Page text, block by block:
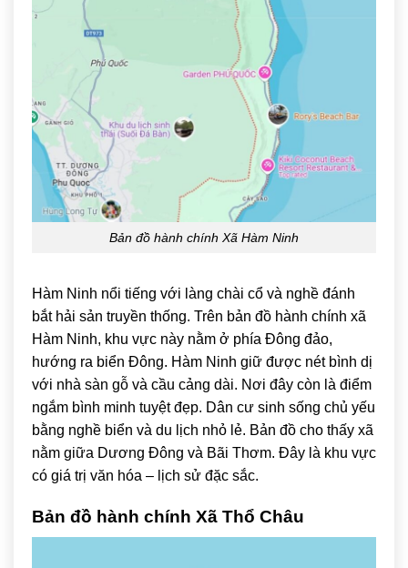
Bản đồ hành chính Xã Hàm Ninh
Hàm Ninh nổi tiếng với làng chài cổ và nghề đánh
bắt hải sản truyền thống. Trên bản đồ hành chính xã
Hàm Ninh, khu vực này nằm ở phía Đông đảo,
hướng ra biển Đông. Hàm Ninh giữ được nét bình dị
với nhà sàn gỗ và cầu cảng dài. Nơi đây còn là điểm
ngắm bình minh tuyệt đẹp. Dân cư sinh sống chủ yếu
bằng nghề biển và du lịch nhỏ lẻ. Bản đồ cho thấy xã
nằm giữa Dương Đông và Bãi Thơm. Đây là khu vực
có giá trị văn hóa – lịch sử đặc sắc.
Bản đồ hành chính Xã Thổ Châu